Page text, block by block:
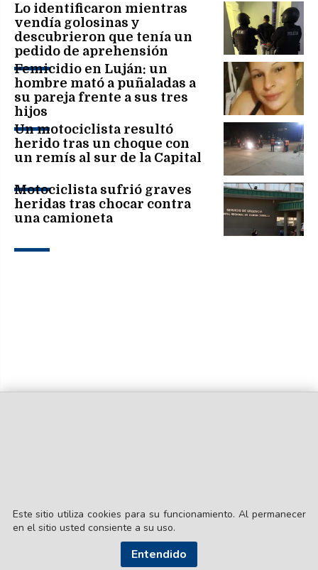
Lo identificaron mientras
vendía golosinas y
descubrieron que tenía un
pedido de aprehensión
vigente
Femicidio en Luján: un
hombre mató a puñaladas a
su pareja frente a sus tres
hijos
Un motociclista resultó
herido tras un choque con
un remís al sur de la Capital
Motociclista sufrió graves
heridas tras chocar contra
una camioneta
Este sitio utiliza cookies para su funcionamiento. Al permanecer
en el sitio usted consiente a su uso.
Entendido